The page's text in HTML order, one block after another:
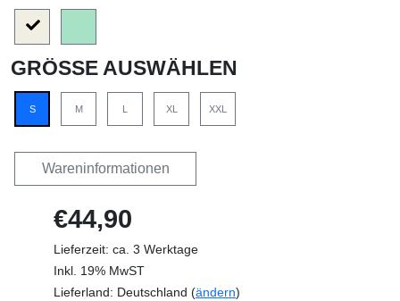
GRÖSSE AUSWÄHLEN
S M L XL XXL
Wareninformationen
€44,90
Lieferzeit: ca. 3 Werktage
Inkl. 19% MwST
Lieferland: Deutschland (ändern)